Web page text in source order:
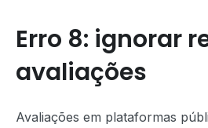
Erro 8: ignorar
avaliações
Avaliações em plataformas